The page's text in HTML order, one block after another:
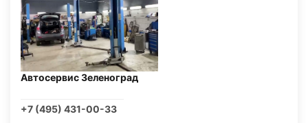
Автосервис Зеленоград
+7 (495) 431-00-33